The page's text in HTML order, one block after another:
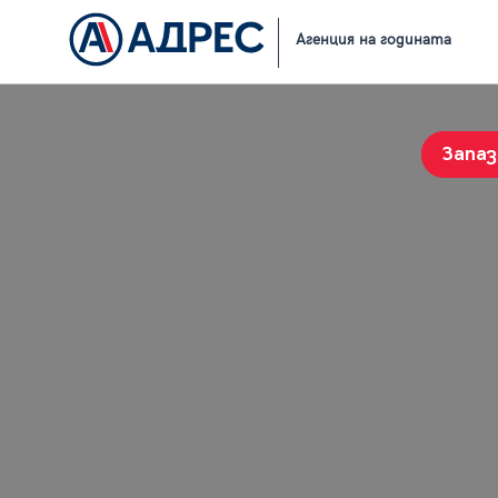
Агенция на годината
Начало Резултати от търсене